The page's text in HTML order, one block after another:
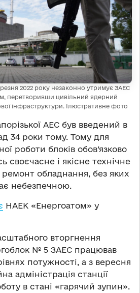
2022 року незаконно утримує ЗАЕС
перетворивши цивільний ядерний
інфраструктури. Ілюстративне фото
АЕС був введений в
34 роки тому. Тому для
роботи блоків обов’язково
своєчасне і якісне технічне
ремонт обладнання, без яких
небезпечною.
НАЕК «Енергоатом» у
вторгнення
№ 5 ЗАЕС працював
потужності, а з вересня
адміністрація станції
в стані «гарячий зупин».